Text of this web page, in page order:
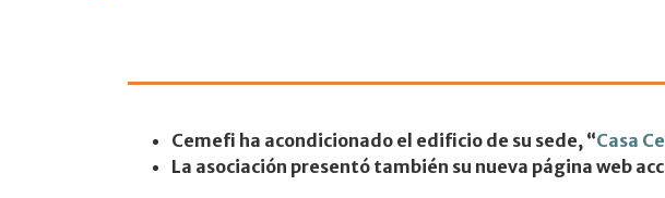
Cemefi accesible,
Cemefi ha acondicionado el edificio de su sede, “Casa
La asociación presentó también su nueva página web